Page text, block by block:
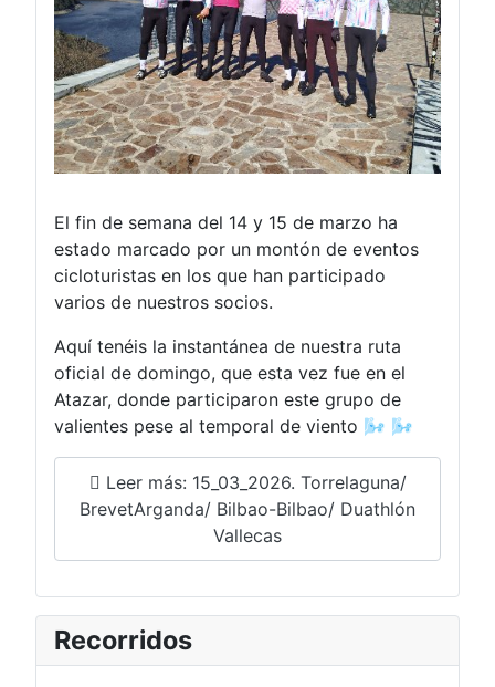
El fin de semana del 14 y 15 de marzo ha
estado marcado por un montón de eventos
cicloturistas en los que han participado
varios de nuestros socios.
Aquí tenéis la instantánea de nuestra ruta
oficial de domingo, que esta vez fue en el
Atazar, donde participaron este grupo de
valientes pese al temporal de viento 🌬️ 🌬️
Leer más: 15_03_2026. Torrelaguna/
BrevetArganda/ Bilbao-Bilbao/ Duathlón
Vallecas
Recorridos